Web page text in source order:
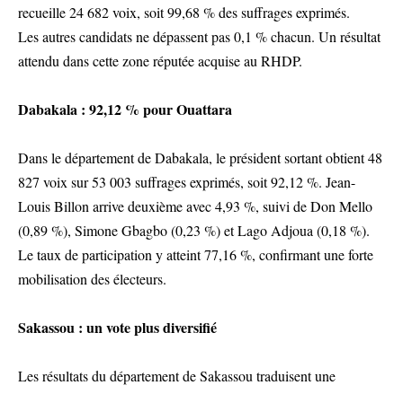
recueille 24 682 voix, soit 99,68 % des suffrages exprimés.
Les autres candidats ne dépassent pas 0,1 % chacun. Un résultat
attendu dans cette zone réputée acquise au RHDP.
Dabakala : 92,12 % pour Ouattara
Dans le département de Dabakala, le président sortant obtient 48
827 voix sur 53 003 suffrages exprimés, soit 92,12 %. Jean-
Louis Billon arrive deuxième avec 4,93 %, suivi de Don Mello
(0,89 %), Simone Gbagbo (0,23 %) et Lago Adjoua (0,18 %).
Le taux de participation y atteint 77,16 %, confirmant une forte
mobilisation des électeurs.
Sakassou : un vote plus diversifié
Les résultats du département de Sakassou traduisent une